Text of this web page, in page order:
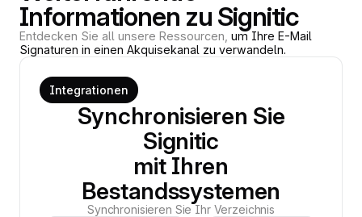
Informationen zu Signitic
Entdecken Sie all unsere Ressourcen, um Ihre E-Mail
Signaturen in einen Akquisekanal zu verwandeln.
Integrationen
Synchronisieren Sie
Signitic
mit Ihren
Bestandssystemen
Synchronisieren Sie Ihr Verzeichnis